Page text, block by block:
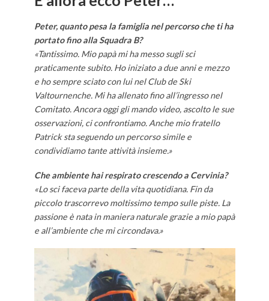
Peter, quanto pesa la famiglia nel percorso che ti ha
portato fino alla Squadra B?
«Tantissimo. Mio papà mi ha messo sugli sci
praticamente subito. Ho iniziato a due anni e mezzo
e ho sempre sciato con lui nel Club de Ski
Valtournenche. Mi ha allenato fino all’ingresso nel
Comitato. Ancora oggi gli mando video, ascolto le sue
osservazioni, ci confrontiamo. Anche mio fratello
Patrick sta seguendo un percorso simile e
condividiamo tante attività insieme.»
Che ambiente hai respirato crescendo a Cervinia?
«Lo sci faceva parte della vita quotidiana. Fin da
piccolo trascorrevo moltissimo tempo sulle piste. La
passione è nata in maniera naturale grazie a mio papà
e all’ambiente che mi circondava.»